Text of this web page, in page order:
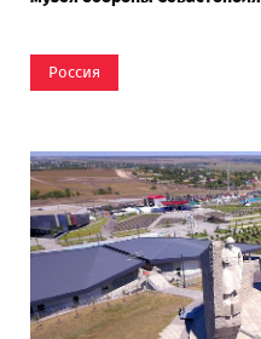
Россия